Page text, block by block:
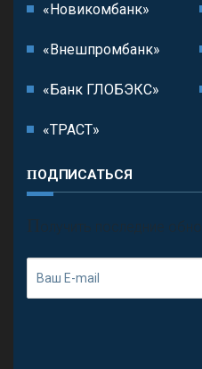
«Новикомбанк»
«Внешпромбанк»
«Банк ГЛОБЭКС»
«ТРАСТ»
ПОДПИСАТЬСЯ
П олучить последние